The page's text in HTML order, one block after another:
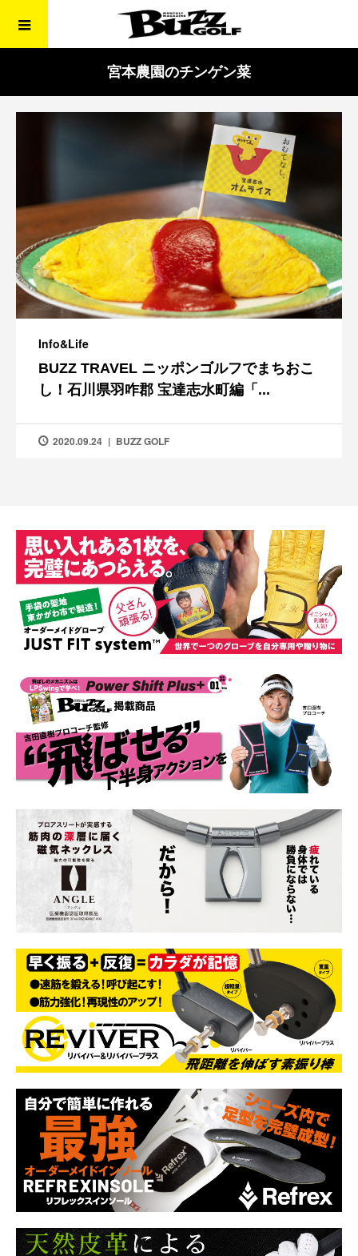
宮本農園のチンゲン菜
Info&Life
BUZZ TRAVEL ニッポンゴルフでまちおこ
し！石川県羽咋郡 宝達志水町編「...
2020.09.24 BUZZ GOLF